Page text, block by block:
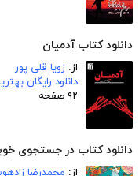
دانلود کتاب آدمیان
از: زویا قلی پور
دانلود رایگان
۹۲ صفحه
دانلود کتاب در جستجوی
از: محمدرضا